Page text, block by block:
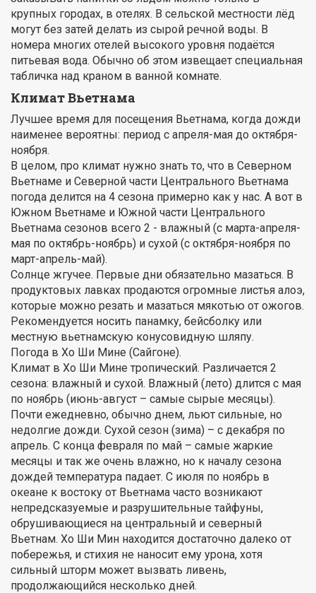
крупных городах, в отелях. В сельской местности лёд
могут без затей делать из сырой речной воды. В
номера многих отелей высокого уровня подаётся
питьевая вода. Обычно об этом извещает специальная
табличка над краном в ванной комнате.
Климат Вьетнама
Лучшее время для посещения Вьетнама, когда дожди
наименее вероятны: период с апреля-мая до октября-
ноября.
В целом, про климат нужно знать то, что в Северном
Вьетнаме и Северной части Центрального Вьетнама
погода делится на 4 сезона примерно как у нас. А вот в
Южном Вьетнаме и Южной части Центрального
Вьетнама сезонов всего 2 - влажный (с марта-апреля-
мая по октябрь-ноябрь) и сухой (с октября-ноября по
март-апрель-май).
Солнце жгучее. Первые дни обязательно мазаться. В
продуктовых лавках продаются огромные листья алоэ,
которые можно резать и мазаться мякотью от ожогов.
Рекомендуется носить панамку, бейсболку или
местную вьетнамскую конусовидную шляпу.
Погода в Хо Ши Мине (Сайгоне).
Климат в Хо Ши Мине тропический. Различается 2
сезона: влажный и сухой. Влажный (лето) длится с мая
по ноябрь (июнь-август – самые сырые месяцы).
Почти ежедневно, обычно днем, льют сильные, но
недолгие дожди. Сухой сезон (зима) – с декабря по
апрель. С конца февраля по май – самые жаркие
месяцы и так же очень влажно, но к началу сезона
дождей температура падает. С июля по ноябрь в
океане к востоку от Вьетнама часто возникают
непредсказуемые и разрушительные тайфуны,
обрушивающиеся на центральный и северный
Вьетнам. Хо Ши Мин находится достаточно далеко от
побережья, и стихия не наносит ему урона, хотя
сильный шторм может вызвать ливень,
продолжающийся несколько дней.